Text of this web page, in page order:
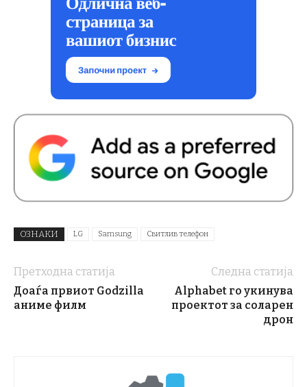
ОЗНАКИ LG Samsung Свитлив телефон
Претходна статија
Доаѓа првиот Godzilla
аниме филм
Следна статија
Alphabet го укинува
проектот за соларен
дрон